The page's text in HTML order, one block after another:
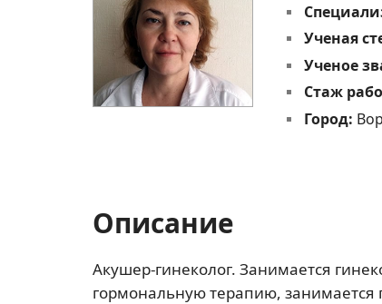
Ученая
Ученое
Стаж
Город:
Описание
Акушер-гинеколог. Занимается
гормональную терапию, занимается